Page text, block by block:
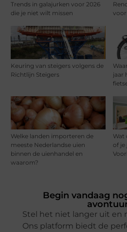
Trends in galajurken voor 2026
die je niet wilt missen
Keuring van steigers volgens de
Richtlijn Steigers
jaar
Welke landen importeren de
meeste Nederlandse uien
binnen de uienhandel en
waarom?
Wat
of je
Begin vandaag
Stel het niet langer uit en
Ons platform biedt de